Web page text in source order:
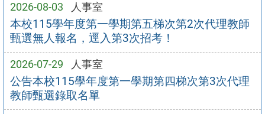
2026-08-03 人事室
本校115學年度第一學期第五梯次第2次代理教師
甄選無人報名，逕入第3次招考！
2026-07-29 人事室
公告本校115學年度第一學期第四梯次第3次代理
教師甄選錄取名單